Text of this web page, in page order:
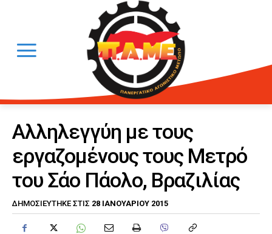
Αλληλεγγύη με τους
εργαζομένους τους Μετρό
του Σάο Πάολο, Βραζιλίας
ΔΗΜΟΣΙΕΎΤΗΚΕ ΣΤΙΣ 28 ΙΑΝΟΥΑΡΊΟΥ 2015